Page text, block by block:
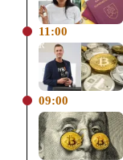
11:00
09:00